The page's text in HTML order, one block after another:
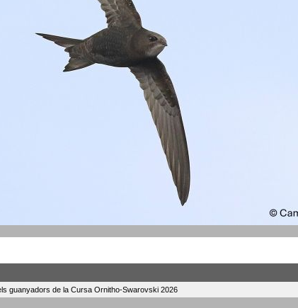
guanyadors de la Cursa Ornitho-Swarovski 2026